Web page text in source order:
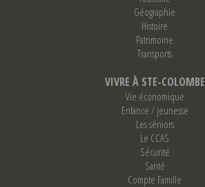
Géographie
Histoire
Patrimoine
Transports
VIVRE À STE-COLOMBE
Vie économique
Enfance / jeunesse
Les séniors
Le CCAS
Sécurité
Santé
Compte Famille